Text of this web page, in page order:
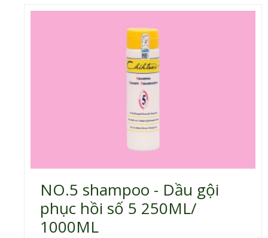
NO.5 shampoo - Dầu gội
phục hồi số 5 250ML/
1000ML